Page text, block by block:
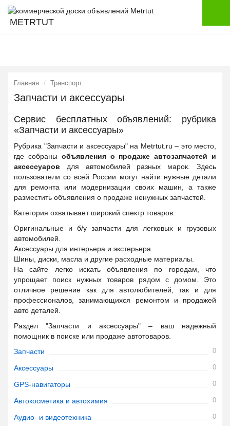
METRTUT
Главная Транспорт
Запчасти и аксессуары
Сервис бесплатных объявлений: рубрика
«Запчасти и аксессуары»
Рубрика "Запчасти и аксессуары" на Metrtut.ru – это место,
где собраны объявления о продаже автозапчастей и
аксессуаров для автомобилей разных марок. Здесь
пользователи со всей России могут найти нужные детали
для ремонта или модернизации своих машин, а также
разместить объявления о продаже ненужных запчастей.
Категория охватывает широкий спектр товаров:
Оригинальные и б/у запчасти для легковых и грузовых
автомобилей.
Аксессуары для интерьера и экстерьера.
Шины, диски, масла и другие расходные материалы.
На сайте легко искать объявления по городам, что
упрощает поиск нужных товаров рядом с домом. Это
отличное решение как для автолюбителей, так и для
профессионалов, занимающихся ремонтом и продажей
авто деталей.
Раздел "Запчасти и аксессуары" – ваш надежный
помощник в поиске или продаже автотоваров.
Запчасти
0
Аксессуары 0
GPS-навигаторы 0
Автокосметика и автохимия 0
Аудио- и видеотехника 0